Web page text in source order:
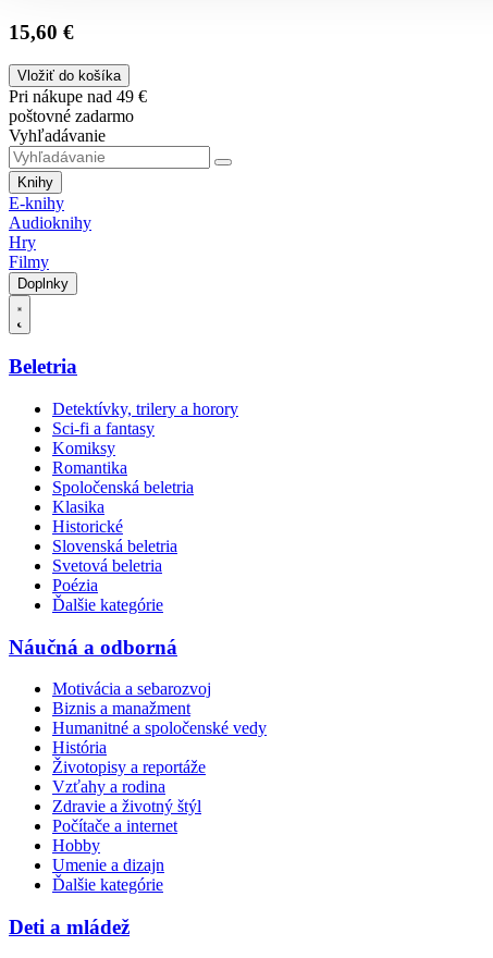
15,60 €
Vložiť do košíka
Pri nákupe nad 49 €
poštovné zadarmo
Vyhľadávanie
Knihy
E-knihy
Audioknihy
Hry
Filmy
Doplnky
Beletria
Detektívky, trilery a horory
Sci-fi a fantasy
Komiksy
Romantika
Spoločenská beletria
Klasika
Historické
Slovenská beletria
Svetová beletria
Poézia
Ďalšie kategórie
Náučná a odborná
Motivácia a sebarozvoj
Biznis a manažment
Humanitné a spoločenské vedy
História
Životopisy a reportáže
Vzťahy a rodina
Zdravie a životný štýl
Počítače a internet
Hobby
Umenie a dizajn
Ďalšie kategórie
Deti a mládež